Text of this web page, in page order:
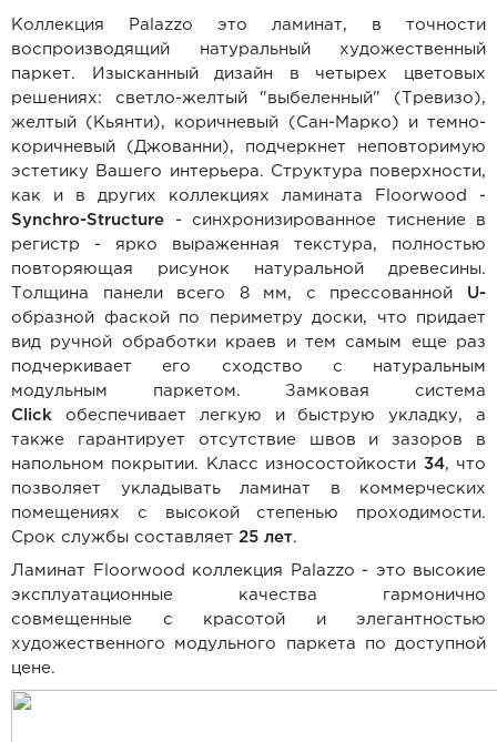
Коллекция Palazzo это ламинат, в точности
воспроизводящий натуральный художественный
паркет. Изысканный дизайн в четырех цветовых
решениях: светло-желтый "выбеленный" (Тревизо),
желтый (Кьянти), коричневый (Сан-Марко) и темно-
коричневый (Джованни), подчеркнет неповторимую
эстетику Вашего интерьера. Структура поверхности,
как и в других коллекциях ламината Floorwood -
Synchro-Structure - синхронизированное тиснение в
регистр - ярко выраженная текстура, полностью
повторяющая рисунок натуральной древесины.
Толщина панели всего 8 мм, с прессованной U-
образной фаской по периметру доски, что придает
вид ручной обработки краев и тем самым еще раз
подчеркивает его сходство с натуральным
модульным паркетом. Замковая система
Click обеспечивает легкую и быструю укладку, а
также гарантирует отсутствие швов и зазоров в
напольном покрытии. Класс износостойкости
34, что
позволяет укладывать ламинат в коммерческих
помещениях с высокой степенью проходимости.
Срок службы составляет 25 лет.
Ламинат Floorwood коллекция Palazzo - это высокие
эксплуатационные качества гармонично
совмещенные с красотой и элегантностью
художественного модульного паркета по доступной
цене.